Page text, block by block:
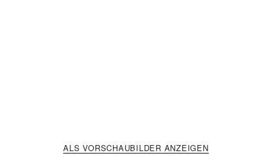
ALS VORSCHAUBILDER ANZEIGEN